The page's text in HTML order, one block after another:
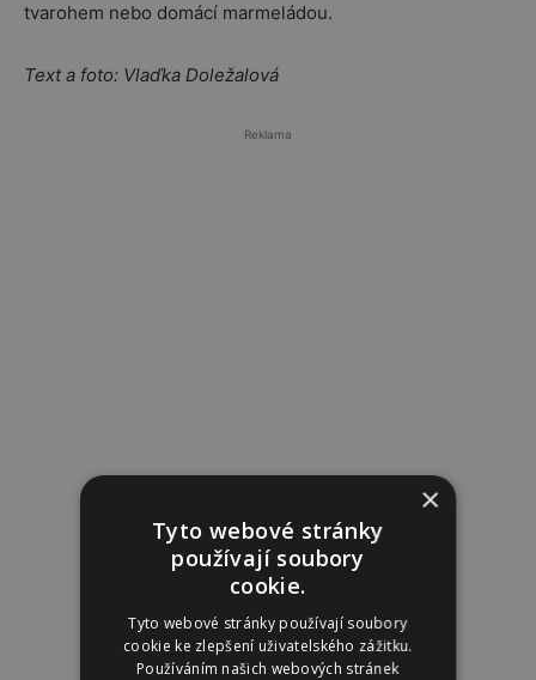
tvarohem nebo domácí marmeládou.
Text a foto: Vlaďka Doležalová
Reklama
×
Tyto webové stránky
používají soubory
cookie.
Tyto webové stránky používají soubory
cookie ke zlepšení uživatelského zážitku.
Používáním našich webových stránek